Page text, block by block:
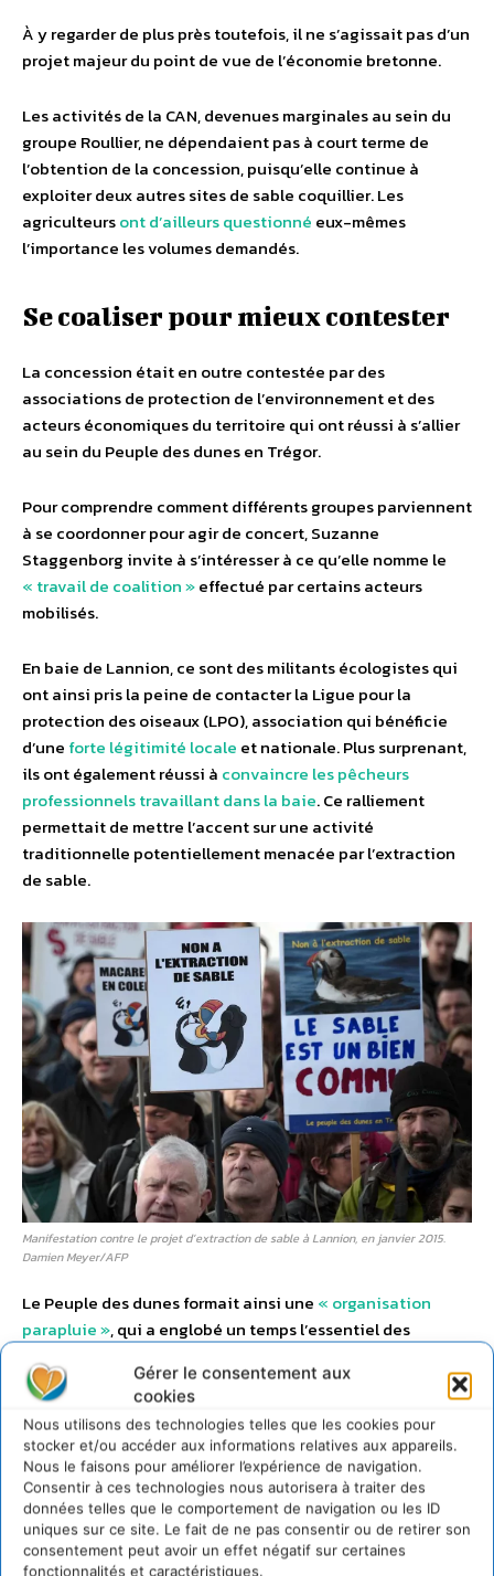
Gérer le consentement aux
cookies
Nous utilisons des technologies telles que les cookies pour
stocker et/ou accéder aux informations relatives aux appareils.
Nous le faisons pour améliorer l’expérience de navigation.
Consentir à ces technologies nous autorisera à traiter des
données telles que le comportement de navigation ou les ID
uniques sur ce site. Le fait de ne pas consentir ou de retirer son
consentement peut avoir un effet négatif sur certaines
fonctionnalités et caractéristiques.
À y regarder de plus près toutefois, il ne s’agissait pas d’un
projet majeur du point de vue de l’économie bretonne.
Les activités de la CAN, devenues marginales au sein du
groupe Roullier, ne dépendaient pas à court terme de
l’obtention de la concession, puisqu’elle continue à
exploiter deux autres sites de sable coquillier. Les
agriculteursont d’ailleurs questionné eux-mêmes
l’importance les volumes demandés.
Se coaliser pour mieux contester
La concession était en outre contestée par des
associations de protection de l’environnement et des
acteurs économiques du territoire qui ont réussi à s’allier
au sein du Peuple des dunes en Trégor.
Pour comprendre comment différents groupes parviennent
à se coordonner pour agir de concert, Suzanne
Staggenborg invite à s’intéresser à ce qu’elle nomme le
« travail de coalition »effectué par certains acteurs
mobilisés.
En baie de Lannion, ce sont des militants écologistes qui
ont ainsi pris la peine de contacter la Ligue pour la
protection des oiseaux (LPO), association qui bénéficie
d’une forte légitimité locale et nationale. Plus surprenant,
ils ont également réussi à convaincre les pêcheurs
professionnels travaillant dans la baie. Ce ralliement
permettait de mettre l’accent sur une activité
traditionnelle potentiellement menacée par l’extraction
de sable.
Manifestation contre le projet d’extraction de sable à Lannion, en janvier 2015.
Damien Meyer/AFP
Le Peuple des dunes formait ainsi une « organisation
parapluie », qui a englobé un temps l’essentiel des
rejetée par
l’ensemble des communes concernées
Corinne Erhel, députée de la circonscription,a porté le
sujet dans l’arène parlementaire, tandis que la ministre du
Développement durable et de l’Énergie Ségolène Royal
critiqué ouvertement. Seul Jean-Yves Le Drian, ministre
de la Défense et ancien président de la région Bretagne, a
refusé de condamner le projet.